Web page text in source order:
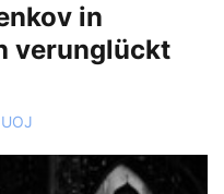
in
verunglückt